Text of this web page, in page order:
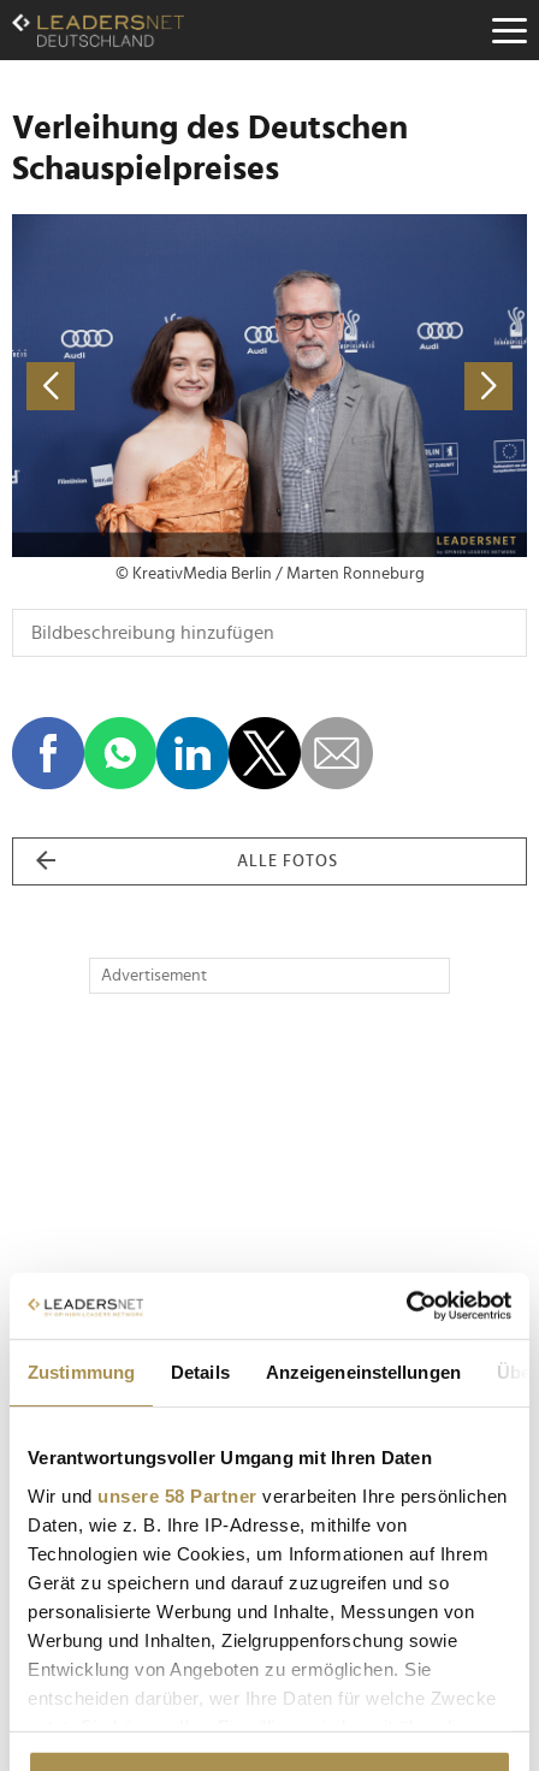
Zustimmung Details Anzeigeneinstellungen
Verantwortungsvoller Umgang mit Ihren Daten
Wir und unsere 58 Partner verarbeiten Ihre persönlichen
Daten, wie z. B. Ihre IP-Adresse, mithilfe von
Technologien wie Cookies, um Informationen auf Ihrem
Gerät zu speichern und darauf zuzugreifen und so
personalisierte Werbung und Inhalte, Messungen von
Werbung und Inhalten, Zielgruppenforschung sowie
Entwicklung von Angeboten zu ermöglichen. Sie
entscheiden darüber, wer Ihre Daten für welche Zwecke
Cookie-Erklärung oder durch Klicken auf das Privacy
Zum
Inhalt
Zur
Navigation
Zur
Hauptnavigation
Verleihung des Deutschen
Schauspielpreises
© KreativMedia Berlin / Marten Ronneburg
ALLE FOTOS
Advertisement